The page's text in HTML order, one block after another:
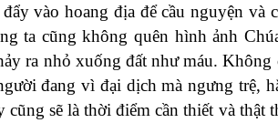
vào hoang địa để cầu nguyện và
ta cũng không quên hình ảnh
ra nhỏ xuống đất như máu. Không
đang vì đại dịch mà ngưng trệ,
sẽ là thời điểm cần thiết và thật